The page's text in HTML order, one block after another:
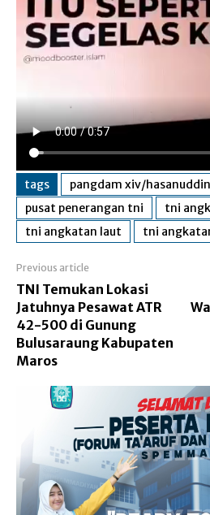
tags
pangdam xiv/hasanuddin
pusat penerangan tni
tni
tni angkatan laut
tni
Previous article
TNI Temukan Lokasi
Jatuhnya Pesawat ATR
42-500 di Gunung
Bulusaraung Kabupaten
Maros